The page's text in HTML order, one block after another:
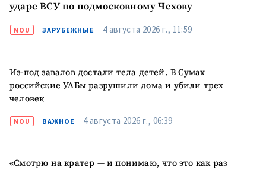
ударе ВСУ по подмосковному Чехову
NOU ЗАРУБЕЖНЫЕ 4 августа 2026 г., 11:59
Из-под завалов достали тела детей. В Сумах
российские УАБы разрушили дома и убили трех
человек
NOU ВАЖНОЕ 4 августа 2026 г., 06:39
«Смотрю на кратер — и понимаю, что это как раз